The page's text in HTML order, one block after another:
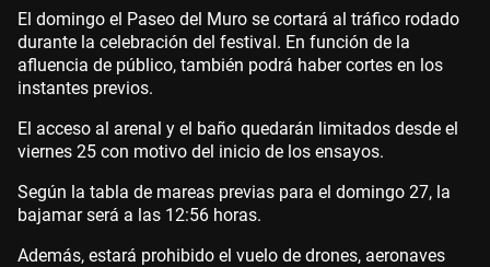
El domingo el Paseo del Muro se cortará al tráfico rodado
durante la celebración del festival. En función de la
afluencia de público, también podrá haber cortes en los
instantes previos.
El acceso al arenal y el baño quedarán limitados desde el
viernes 25 con motivo del inicio de los ensayos.
Según la tabla de mareas previas para el domingo 27, la
bajamar será a las 12:56 horas.
Además, estará prohibido el vuelo de drones, aeronaves